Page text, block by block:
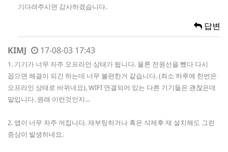
기다려주시면 감사하겠습니다.
답변
KIMJ 17-08-03 17:43
1. 기기가 너무 자주 오프라인 상태가 됩니다. 물론 전원선을 뺐다 다시
꼽으면 해결이 되긴 하는데 너무 불편한거 같습니다. (최소 하루에 한번은
오프라인 상태로 바뀌네요), WIFI 연결되어 있는 다른 기기들은 괜찮은데
말입니다. 원래 이런것인지...
2. 앱이 너무 자주 꺼집니다. 재부팅하거나 혹은 삭제후 재 설치해도 그런
증상이 발생하네요.